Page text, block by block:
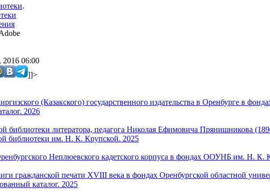
.
2016 06:00
]]>
(Казакского) государственного издательства в Оренбурге в
2026
библиотеки литератора, педагога Николая Ефимовича Прянишникова
библиотеки им. Н. К. Крупской. 2025
Неплюевского кадетского корпуса в фондах ООУНБ им. Н. К.
гражданской печати XVIII века в фондах Оренбургской областной
каталог. 2025